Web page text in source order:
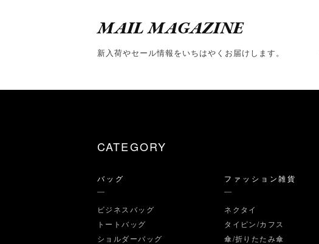
MAIL MAGAZINE
新入荷やセール情報をいちはやくお届けします。
CATEGORY
バッグ
ビジネスバッグ
トートバッグ
ショルダーバッグ
ファッション雑貨
ネクタイ
タイピン/カフス
傘/折りたたみ傘